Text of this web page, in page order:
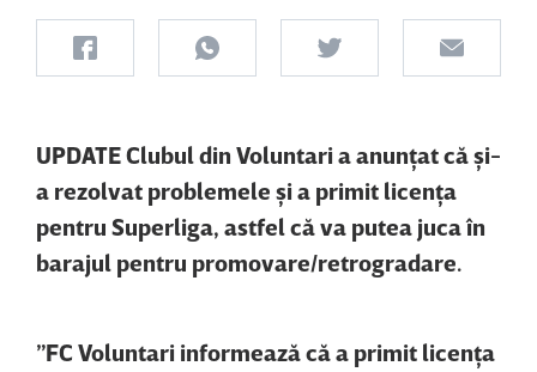
UPDATE Clubul din Voluntari a anunţat că şi-
a rezolvat problemele şi a primit licenţa
pentru Superliga, astfel că va putea juca în
barajul pentru promovare/retrogradare.
”FC Voluntari informează că a primit licenţa